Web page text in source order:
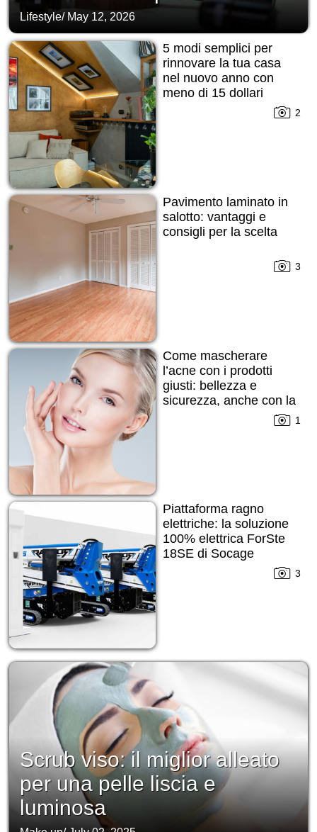
Lifestyle/ May 12, 2026
5 modi semplici per
rinnovare la tua casa
nel nuovo anno con
meno di 15 dollari
2
Pavimento laminato in
salotto: vantaggi e
consigli per la scelta
3
Come mascherare
l’acne con i prodotti
giusti: bellezza e
sicurezza, anche con la
1
Piattaforma ragno
elettriche: la soluzione
100% elettrica ForSte
18SE di Socage
3
Scrub viso: il miglior alleato
per una pelle liscia e
luminosa